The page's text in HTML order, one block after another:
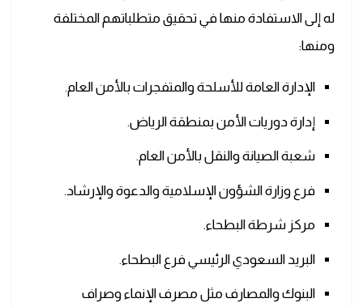
له إلى الاستفادة منها في تحقيق متطلباتهم المختلفة
ومنها:
الإدارة العامة للأسلحة والمتفجرات بالأمن العام.
إدارة دوريات الأمن بمنطقة الرياض.
شعبة الصيانة والنقل بالأمن العام.
فرع وزارة الشؤون الإسلامية والدعوة والإرشاد.
مركز شرطة البطحاء.
البريد السعودي الرئيسي فرع البطحاء.
البنوك والمصارف مثل مصرف الإنماء وصراف